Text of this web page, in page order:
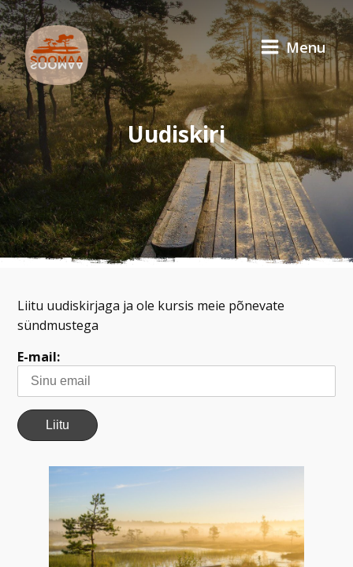
Menu
Uudiskiri
Liitu uudiskirjaga ja ole kursis meie põnevate
sündmustega
E-mail: